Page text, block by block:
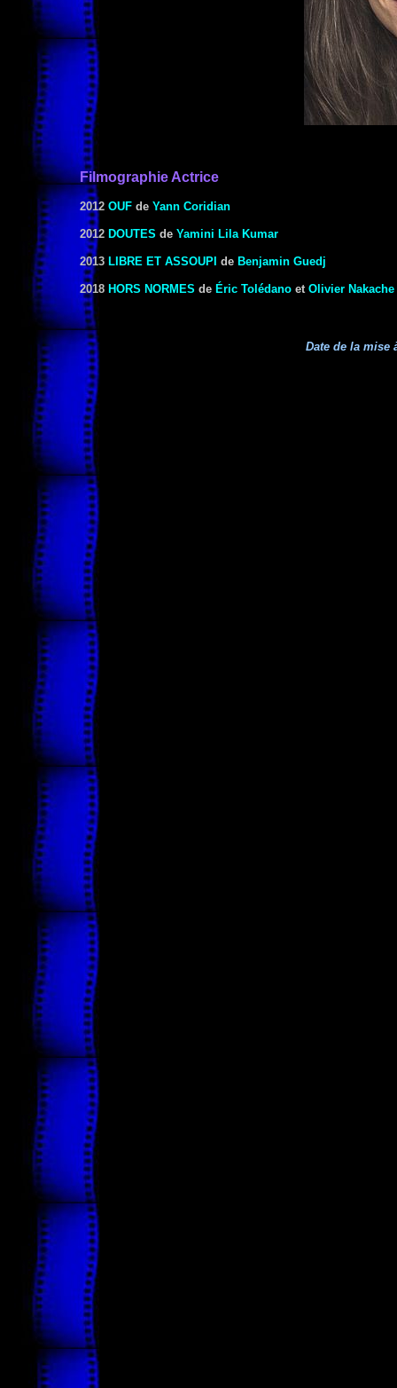
Filmographie Actrice
2012 OUF de Yann Coridian
2012 DOUTES de Yamini Lila Kumar
2013 LIBRE ET ASSOUPI de Benjamin Guedj
2018 HORS NORMES de Éric Tolédano et Olivier Nakache
Date de la